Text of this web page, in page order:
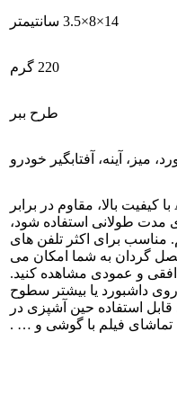
14×8×3.5 سانتیمتر
220 گرم
طرح ببر
میز، آینه، آفتابگیر خودرو
ساخته شده از مواد ABS با کیفیت بالا، مقاوم در برابر
مدت طولانی استفاده شود،
مناسب برای اکثر تلفن های
گردان به شما امکان می
و عمودی مشاهده کنید.
داشبورد یا بیشتر سطوح
استفاده حین آشپزی در
تماشای فیلم با گوشی و … .